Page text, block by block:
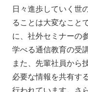
日々進歩していく世
ることは大変なこと
に、社外セミナーの
学べる通信教育の受
また、先輩社員から
必要な情報を共有す